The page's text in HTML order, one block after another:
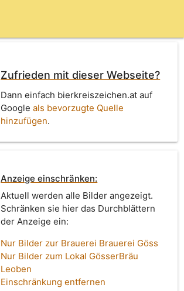
Zufrieden mit dieser Webseite?
Dann einfach bierkreiszeichen.at auf
Googleals bevorzugte Quelle
hinzufügen.
Anzeige einschränken:
Aktuell werden alle Bilder angezeigt.
Schränken sie hier das Durchblättern
der Anzeige ein:
Nur Bilder zur Brauerei Brauerei Göss
Nur Bilder zum Lokal GösserBräu
Leoben
Einschränkung entfernen